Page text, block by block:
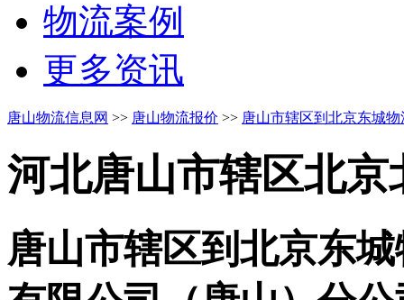
物流案例
更多资讯
唐山物流信息网 >> 唐山物流报价 >> 唐山市辖区到北京东城
河北唐山市辖区北京
唐山市辖区到北京东